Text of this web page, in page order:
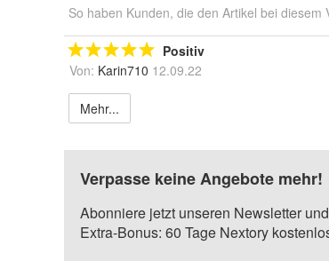
So haben Kunden, die den Artikel bei
Positiv
Von: Karin710 12.09.22
Mehr...
Verpasse keine Angebote mehr!
Abonniere jetzt unseren Newsletter
Extra-Bonus: 60 Tage Nextory